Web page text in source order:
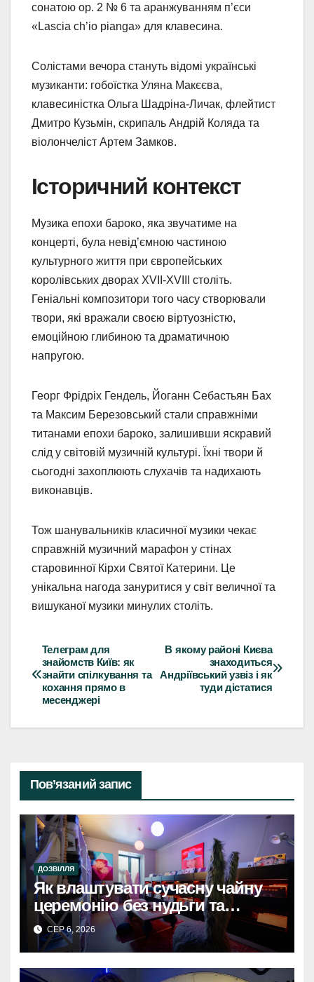
сонатою ор. 2 № 6 та аранжуванням п’єси
«Lascia ch’io pianga» для клавесина.
Солістами вечора стануть відомі українські
музиканти: гобоїстка Уляна Макєєва,
клавесиністка Ольга Шадріна-Личак, флейтист
Дмитро Кузьмін, скрипаль Андрій Коляда та
віолончеліст Артем Замков.
Історичний контекст
Музика епохи бароко, яка звучатиме на
концерті, була невід’ємною частиною
культурного життя при європейських
королівських дворах XVII-XVIII століть.
Геніальні композитори того часу створювали
твори, які вражали своєю віртуозністю,
емоційною глибиною та драматичною
напругою.
Георг Фрідріх Гендель, Йоганн Себастьян Бах
та Максим Березовський стали справжніми
титанами епохи бароко, залишивши яскравий
слід у світовій музичній культурі. Їхні твори й
сьогодні захоплюють слухачів та надихають
виконавців.
Тож шанувальників класичної музики чекає
справжній музичний марафон у стінах
старовинної Кірхи Святої Катерини. Це
унікальна нагода зануритися у світ величної та
вишуканої музики минулих століть.
Навігація
записів
В якому районі Києва
знаходиться
Андріївський узвіз і як
туди дістатися
Телеграм для
знайомств Київ: як
знайти спілкування та
кохання прямо в
месенджері
Пов’язаний запис
ДОЗВІЛЛЯ
Як влаштувати сучасну чайну
церемонію без нудьги та
архаїки
СЕР 6, 2026